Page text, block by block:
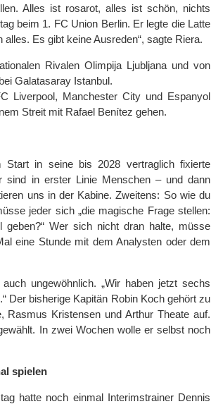
Alles ist rosarot, alles ist schön, nichts
beim 1. FC Union Berlin. Er legte die Latte
Es gibt keine Ausreden“, sagte Riera.
Rivalen Olimpija Ljubljana und von
Galatasaray Istanbul.
Liverpool, Manchester City und Espanyol
Streit mit Rafael Benítez gehen.
in seine bis 2028 vertraglich fixierte
sind in erster Linie Menschen – und dann
uns in der Kabine. Zweitens: So wie du
jeder sich „die magische Frage stellen:
Wer sich nicht dran halte, müsse
eine Stunde mit dem Analysten oder dem
ungewöhnlich. „Wir haben jetzt sechs
Der bisherige Kapitän Robin Koch gehört zu
Kristensen und Arthur Theate auf.
In zwei Wochen wolle er selbst noch
spielen
hatte noch einmal Interimstrainer Dennis